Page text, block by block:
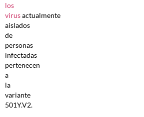
los
virusactualmente
aislados
de
personas
infectadas
pertenecen
a
la
variante
501Y.V2.